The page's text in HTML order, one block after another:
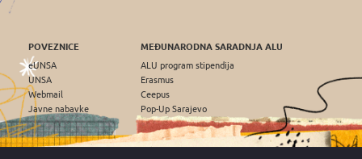
POVEZNICE
eUNSA
UNSA
Webmail
Javne nabavke
MEĐUNARODNA SARADNJA ALU
ALU program stipendija
Erasmus
Ceepus
Pop-Up Sarajevo